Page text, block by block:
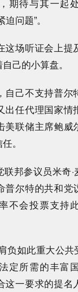
期待与其一起
问题”。
这场听证会上提
己的小算盘。
自己不支持普尔
出任代理国家情
美联储主席鲍威
。
邦参议员米奇
普尔特的共和党
不会投票支持
负如此重大公
定所需的丰富
这一要求的提名